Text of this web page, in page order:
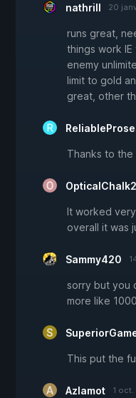
nathrill 20
runs great,
things work IE
enemy
limit to gold
great, other
Thanks to
It worked
overall it was
Sammy420
sorry but you
more like
This put the
Azlamot 1 oct.